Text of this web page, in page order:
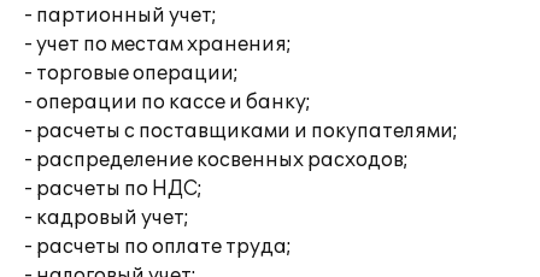
- партионный учет;
- учет по местам хранения;
- торговые операции;
- операции по кассе и банку;
- расчеты с поставщиками и покупателями;
- распределение косвенных расходов;
- расчеты по НДС;
- кадровый учет;
- расчеты по оплате труда;